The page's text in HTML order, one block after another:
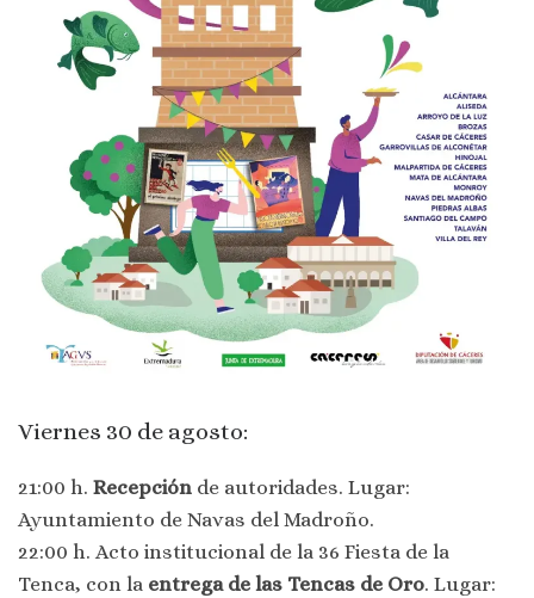
Viernes 30 de agosto:
21:00 h. Recepción de autoridades. Lugar:
Ayuntamiento de Navas del Madroño.
22:00 h. Acto institucional de la 36 Fiesta de la
Tenca, con la entrega de las Tencas de Oro. Lugar: